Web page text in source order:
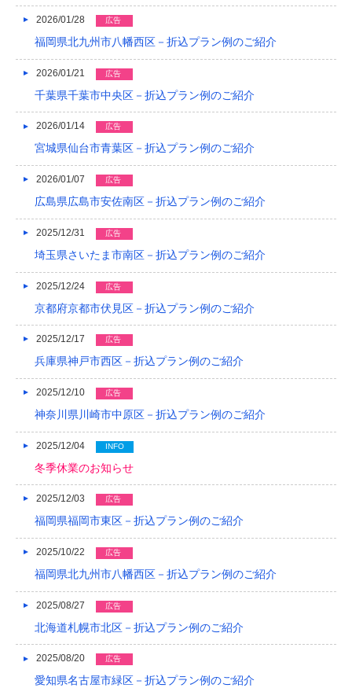
2019/04
2019/03
2019/02
2019/01
2018/12
2018/11
2018/10
2018/09
2018/08
2018/07
2018/04
2018/03
2018/01
2017/12
2017/11
2017/10
2017/07
2017/06
2026/01/28 広告
福岡県北九州市八幡西区－折込プラン例のご紹介
2026/01/21 広告
千葉県千葉市中央区－折込プラン例のご紹介
2026/01/14 広告
宮城県仙台市青葉区－折込プラン例のご紹介
2026/01/07 広告
広島県広島市安佐南区－折込プラン例のご紹介
2025/12/31 広告
埼玉県さいたま市南区－折込プラン例のご紹介
2025/12/24 広告
京都府京都市伏見区－折込プラン例のご紹介
2025/12/17 広告
兵庫県神戸市西区－折込プラン例のご紹介
2025/12/10 広告
神奈川県川崎市中原区－折込プラン例のご紹介
2025/12/04 INFO
冬季休業のお知らせ
2025/12/03 広告
福岡県福岡市東区－折込プラン例のご紹介
2025/10/22 広告
福岡県北九州市八幡西区－折込プラン例のご紹介
2025/08/27 広告
北海道札幌市北区－折込プラン例のご紹介
2025/08/20 広告
愛知県名古屋市緑区－折込プラン例のご紹介